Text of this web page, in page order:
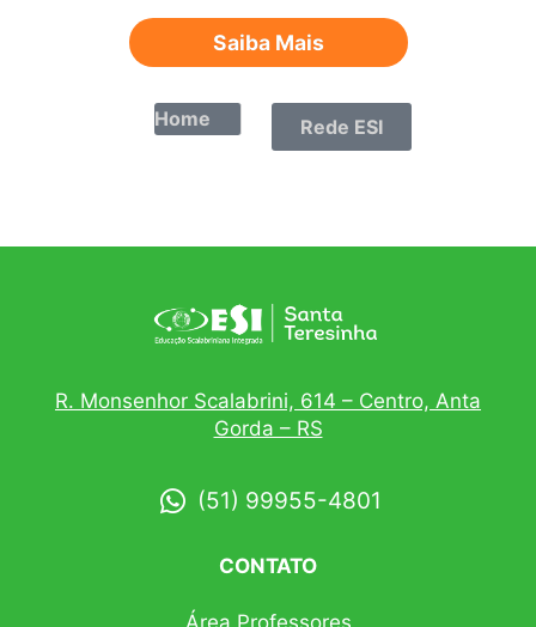
Saiba Mais
Home Rede ESI
R. Monsenhor Scalabrini, 614 – Centro, Anta
Gorda – RS
(51) 99955-4801
CONTATO
Área Professores